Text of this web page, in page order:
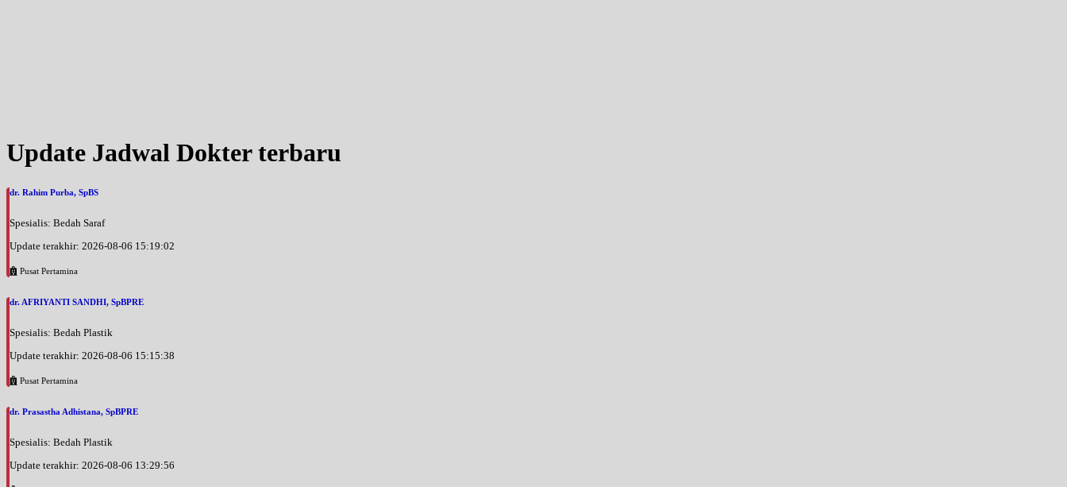
Update Jadwal Dokter terbaru
dr. Rahim Purba, SpBS
Spesialis: Bedah Saraf
Update terakhir: 2026-08-06 15:19:02
Pusat Pertamina
dr. AFRIYANTI SANDHI, SpBPRE
Spesialis: Bedah Plastik
Update terakhir: 2026-08-06 15:15:38
Pusat Pertamina
dr. Prasastha Adhistana, SpBPRE
Spesialis: Bedah Plastik
Update terakhir: 2026-08-06 13:29:56